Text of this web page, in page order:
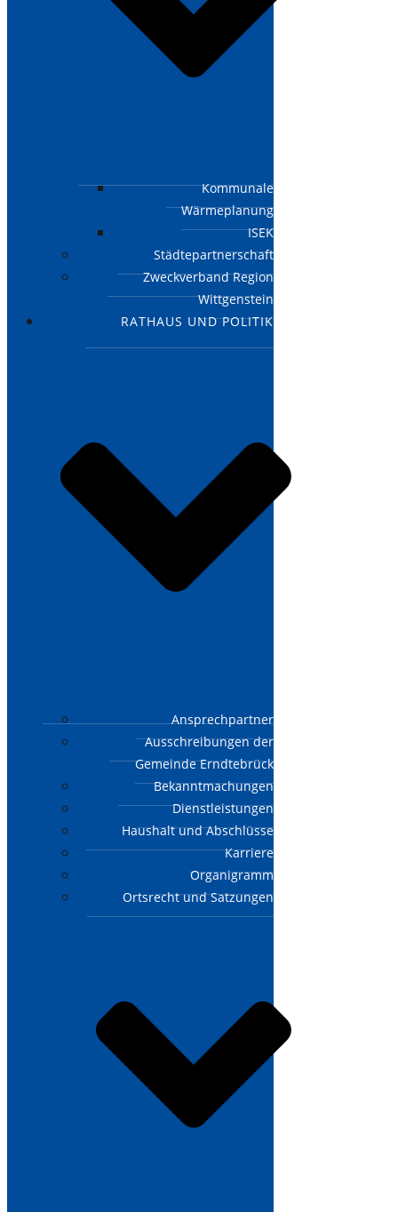
Kommunale
Wärmeplanung
ISEK
Städtepartnerschaft
Zweckverband Region
Wittgenstein
RATHAUS UND POLITIK
Ansprechpartner
Ausschreibungen der
Gemeinde Erndtebrück
Bekanntmachungen
Dienstleistungen
Haushalt und Abschlüsse
Karriere
Organigramm
Ortsrecht und Satzungen